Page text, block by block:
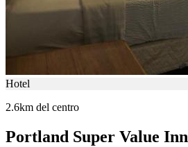
Hotel
2.6km del centro
Portland Super Value Inn